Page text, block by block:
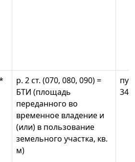
р. 2 ст. (070, 080, 090) =
БТИ (площадь
переданного во
временное владение и
(или) в пользование
земельного участка, кв.
м)